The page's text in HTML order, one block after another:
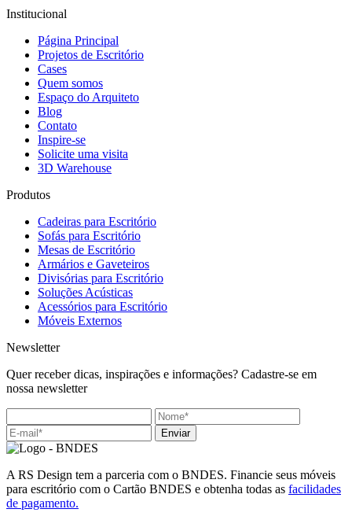
Institucional
Página Principal
Projetos de Escritório
Cases
Quem somos
Espaço do Arquiteto
Blog
Contato
Inspire-se
Solicite uma visita
3D Warehouse
Produtos
Cadeiras para Escritório
Sofás para Escritório
Mesas de Escritório
Armários e Gaveteiros
Divisórias para Escritório
Soluções Acústicas
Acessórios para Escritório
Móveis Externos
Newsletter
Quer receber dicas, inspirações e informações? Cadastre-se em
nossa newsletter
Enviar
A RS Design tem a parceria com o BNDES. Financie seus móveis
para escritório com o Cartão BNDES e obtenha todas as facilidades
de pagamento.